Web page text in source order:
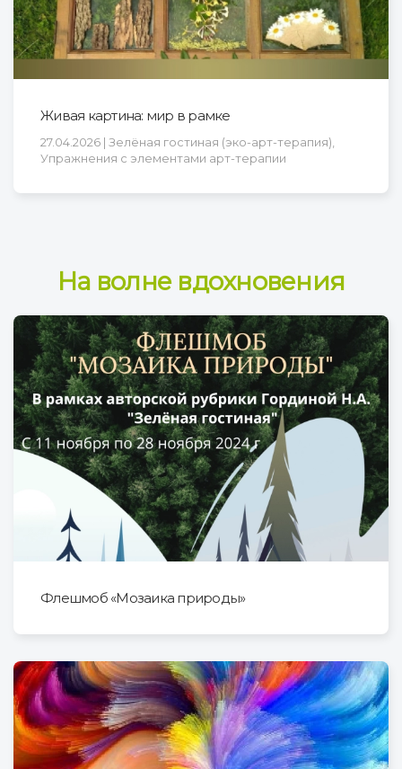
Живая картина: мир в рамке
27.04.2026 | Зелёная гостиная (эко-арт-терапия),
Упражнения с элементами арт-терапии
На волне вдохновения
Флешмоб «Мозаика природы»